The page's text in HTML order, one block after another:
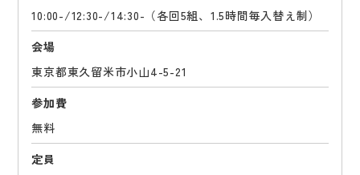
10:00-/12:30-/14:30-（各回5組、1.5時間毎入替え制）
会場
東京都東久留米市小山4-5-21
参加費
無料
定員